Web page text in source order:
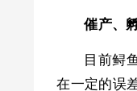
催产、
目前鲟
在一定的误